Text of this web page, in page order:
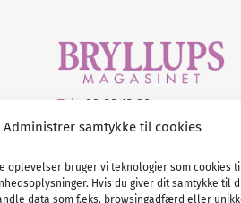
Administrer samtykke til cookies
oplevelser bruger vi teknologier som cookies
Hvis du giver dit samtykke til
data som f.eks. browsingadfærd eller
Tel :
89 88 13 90
E-post:
© All rights reserved.
Org.nr: DK34787271